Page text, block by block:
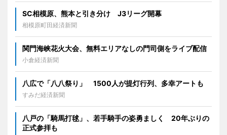
SC相模原、熊本と引き分け J3リーグ開幕
相模原町田経済新聞
関門海峡花火大会、無料エリアなしの門司側をライブ配信
小倉経済新聞
八広で「八八祭り」 1500人が提灯行列、多幸アートも
すみだ経済新聞
八戸の「騎馬打毬」、若手騎手の姿勇ましく 20年ぶりの
正式参拝も